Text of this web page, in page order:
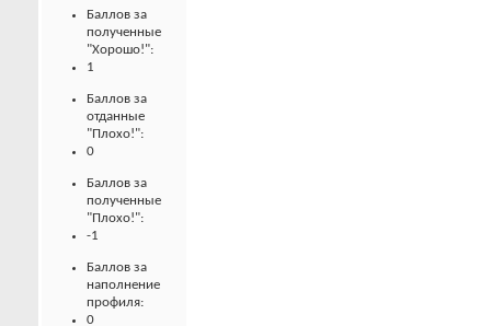
Баллов за
полученные
"Хорошо!":
1
Баллов за
отданные
"Плохо!":
0
Баллов за
полученные
"Плохо!":
-1
Баллов за
наполнение
профиля:
0